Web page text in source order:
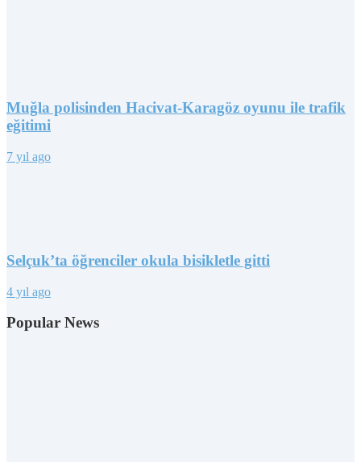
Muğla polisinden Hacivat-Karagöz oyunu ile trafik
eğitimi
7 yıl ago
Selçuk’ta öğrenciler okula bisikletle gitti
4 yıl ago
Popular News